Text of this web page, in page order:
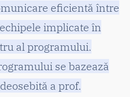
eficientă între
implicate în
al programului.
se bazează
a prof.